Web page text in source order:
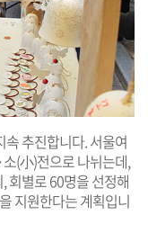
추진합니다. 서울여
(小)전으로 나뉘는데,
회별로 60명을 선정해
지원한다는 계획입니